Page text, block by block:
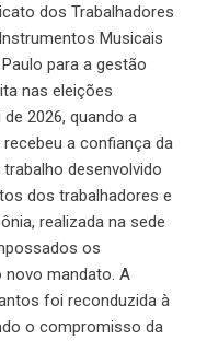
dos Trabalhadores
Musicais
para a gestão
nas eleições
2026, quando a
a confiança da
desenvolvido
dos trabalhadores e
realizada na sede
os
novo mandato. A
foi reconduzida à
o compromisso da